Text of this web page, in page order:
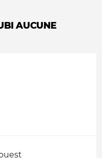
AUCUNE